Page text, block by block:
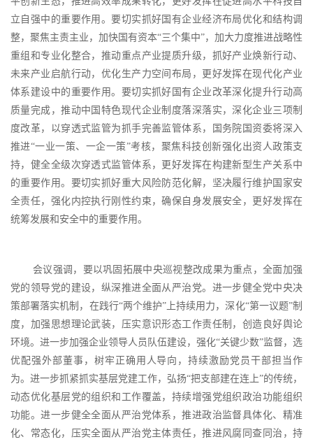
立自强中的重要作用。要切实抓好国有企业经济布局优化和结构调
整，聚焦主责主业，加快国有资本“三个集中”，加大力度推进战略性
重组和专业化整合，推动重点产业提质升级，抓好产业焕新行动、
未来产业启航行动，优化生产力空间布局，更好发挥在现代化产业
体系建设中的重要作用。要切实抓好国有企业改革深化提升行动高
质量完成，推动中国特色现代企业制度落深落实，深化企业三项制
度改革，以穿透式监管为抓手完善监管体系，国务院国资委将深入
推进“一业一策、一企一策”考核，聚焦科技创新强化出资人政策支
持，健全全级次穿透式监管体系，更好发挥在构建新型生产关系中
的重要作用。要切实抓好重大风险防范化解，坚决履行维护国家安
全责任，强化内控执行刚性约束，确保自身发展安全，更好发挥在
统筹发展和安全中的重要作用。
会议强调，要以巩固拓展中央巡视整改成果为重点，全面加强
党的领导党的建设，纵深推进全面从严治党。进一步健全党中央决
策部署落实机制，在践行“两个维护”上持续用力，深化“第一议题”制
度，加强思想理论武装，压实意识形态工作责任制，创造良好舆论
环境。进一步加强企业领导人员队伍建设，强化“关键少数”监督，选
优配强外部董事，树牢正确用人导向，持续激励党员干部担当作
为。进一步抓紧抓实基层党建工作，弘扬“把支部建在连上”的传统，
动态优化基层党的组织和工作覆盖，持续增强党组织政治功能组织
功能。进一步健全全面从严治党体系，推进政治监督具体化、精准
化、常态化，压实全面从严治党主体责任，推进风腐同查同治，持